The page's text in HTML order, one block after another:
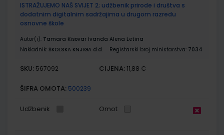
ISTRAŽUJEMO NAŠ SVIJET 2; udžbenik prirode i društva s
dodatnim digitalnim sadržajima u drugom razredu
osnovne škole
Autor(i): Tamara Kisovar Ivanda Alena Letina
Nakladnik: ŠKOLSKA KNJIGA d.d. Registarski broj ministarstva: 7034
SKU: 567092 CIJENA: 11,88 €
ŠIFRA OMOTA: 500239
Udžbenik Omot